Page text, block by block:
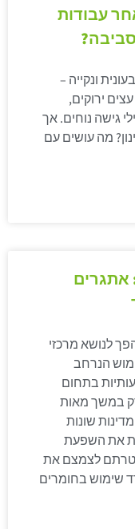
עבודות
ונקייה –
ירוקים,
גישה נוחים. אך
מה עושים עם
אתגרים
לנושא מרכזי
הנרחב
בתחום
במשך מאות
שונות
את השפעת
לצמצם את
שימוש בחומרים